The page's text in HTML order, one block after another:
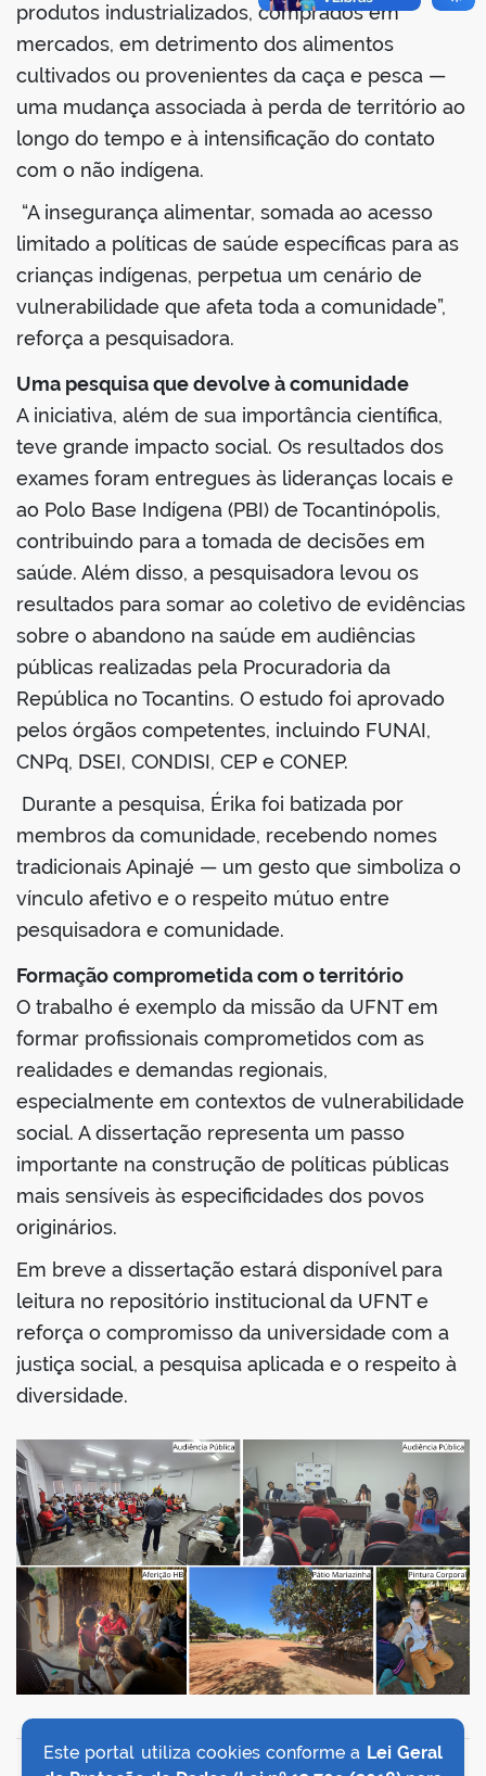
produtos industrializados, comprados em
mercados, em detrimento dos alimentos
cultivados ou provenientes da caça e pesca —
uma mudança associada à perda de território ao
longo do tempo e à intensificação do contato
com o não indígena.
“A insegurança alimentar, somada ao acesso
limitado a políticas de saúde específicas para as
crianças indígenas, perpetua um cenário de
vulnerabilidade que afeta toda a comunidade”,
reforça a pesquisadora.
Uma pesquisa que devolve à comunidade
A iniciativa, além de sua importância científica,
teve grande impacto social. Os resultados dos
exames foram entregues às lideranças locais e
ao Polo Base Indígena (PBI) de Tocantinópolis,
contribuindo para a tomada de decisões em
saúde. Além disso, a pesquisadora levou os
resultados para somar ao coletivo de evidências
sobre o abandono na saúde em audiências
públicas realizadas pela Procuradoria da
República no Tocantins. O estudo foi aprovado
pelos órgãos competentes, incluindo FUNAI,
CNPq, DSEI, CONDISI, CEP e CONEP.
Durante a pesquisa, Érika foi batizada por
membros da comunidade, recebendo nomes
tradicionais Apinajé — um gesto que simboliza o
vínculo afetivo e o respeito mútuo entre
pesquisadora e comunidade.
Formação comprometida com o território
O trabalho é exemplo da missão da UFNT em
formar profissionais comprometidos com as
realidades e demandas regionais,
especialmente em contextos de vulnerabilidade
social. A dissertação representa um passo
importante na construção de políticas públicas
mais sensíveis às especificidades dos povos
originários.
Em breve a dissertação estará disponível para
leitura no repositório institucional da UFNT e
reforça o compromisso da universidade com a
justiça social, a pesquisa aplicada e o respeito à
diversidade.
VOLTAR AO TOPO
Este portal utiliza cookies conforme a Lei Geral